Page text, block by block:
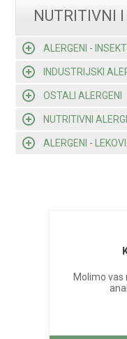
NUTRITIVNI
ALERGENI -
INDUSTRIJSKI
OSTALI ALERGENI
NUTRITIVNI
ALERGENI - LEKOVI
Molimo vas